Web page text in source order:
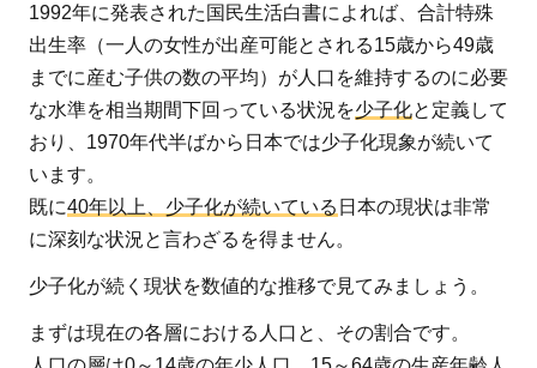
され
る少
子化
2
国
内・
海外
の出
生率
い
1992年に発表された国民生活白書によれば、合計特殊
出生率（一人の女性が出産可能とされる15歳から49歳
までに産む子供の数の平均）が人口を維持するのに必要
な水準を相当期間下回っている状況を少子化と定義して
おり、1970年代半ばから日本では少子化現象が続いて
います。
既に40年以上、少子化が続いている 日本の現状は非常
に深刻な状況と言わざるを得ません。
少子化が続く現状を数値的な推移で見てみましょう。
まずは現在の各層における人口と、その割合です。